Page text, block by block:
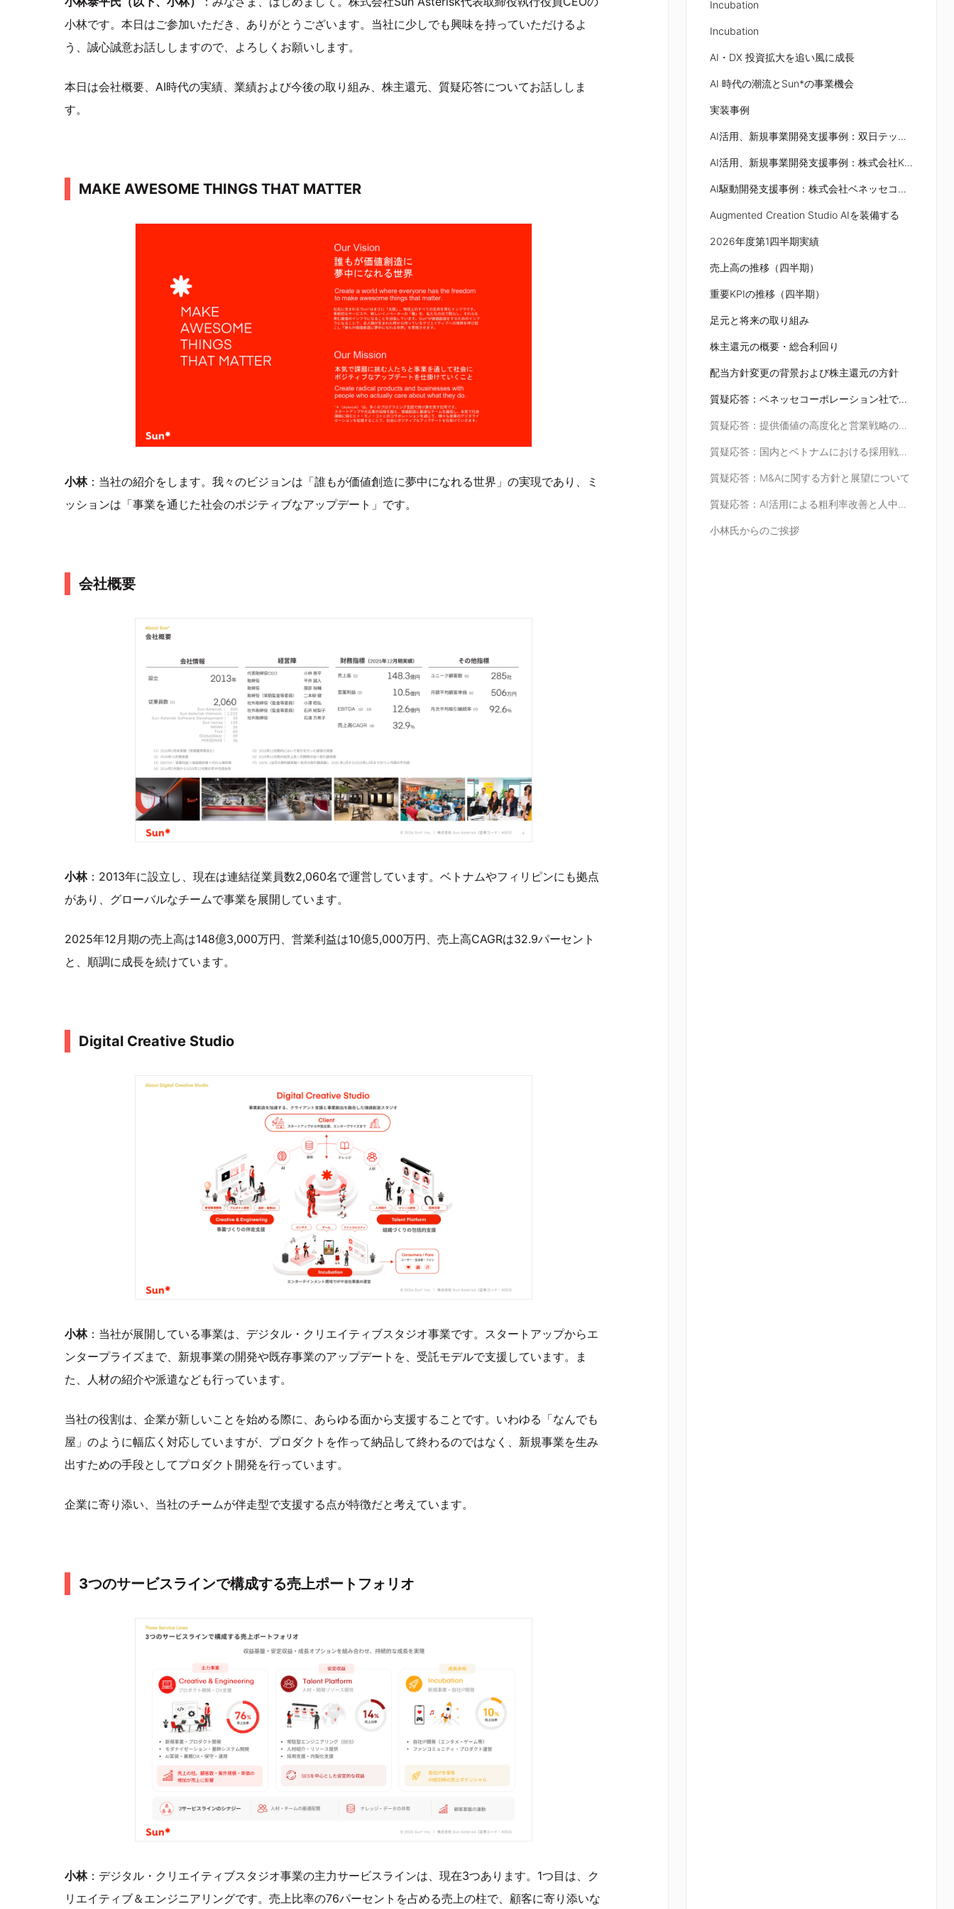
小林です。本日はご参加いただき、ありがとうございます。当社に少しでも興味を持っていただけるよ
う、誠心誠意お話ししますので、よろしくお願いします。
本日は会社概要、AI時代の実績、業績および今後の取り組み、株主還元、質疑応答についてお話ししま
す。
MAKE AWESOME THINGS THAT MATTER
小林：当社の紹介をします。我々のビジョンは「誰もが価値創造に夢中になれる世界」の実現であり、ミ
ッションは「事業を通じた社会のポジティブなアップデート」です。
会社概要
小林：2013年に設立し、現在は連結従業員数2,060名で運営しています。ベトナムやフィリピンにも拠点
があり、グローバルなチームで事業を展開しています。
2025年12月期の売上高は148億3,000万円、営業利益は10億5,000万円、売上高CAGRは32.9パーセント
と、順調に成長を続けています。
Digital Creative Studio
小林：当社が展開している事業は、デジタル・クリエイティブスタジオ事業です。スタートアップからエ
ンタープライズまで、新規事業の開発や既存事業のアップデートを、受託モデルで支援しています。ま
た、人材の紹介や派遣なども行っています。
当社の役割は、企業が新しいことを始める際に、あらゆる面から支援することです。いわゆる「なんでも
屋」のように幅広く対応していますが、プロダクトを作って納品して終わるのではなく、新規事業を生み
出すための手段としてプロダクト開発を行っています。
企業に寄り添い、当社のチームが伴走型で支援する点が特徴だと考えています。
3つのサービスラインで構成する売上ポートフォリオ
小林：デジタル・クリエイティブスタジオ事業の主力サービスラインは、現在3つあります。1つ目は、ク
リエイティブ＆エンジニアリングです。売上比率の76パーセントを占める売上の柱で、顧客に寄り添いな
Incubation
Incubation
AI・DX 投資拡大を追い風に成長
AI 時代の潮流とSun*の事業機会
実装事例
AI活用、新規事業開発支援事例：双日テックイノベーション株式会社
AI活用、新規事業開発支援事例：株式会社KDDIテクノロジー
AI駆動開発支援事例：株式会社ベネッセコーポレーション
Augmented Creation Studio AIを装備する
2026年度第1四半期実績
売上高の推移（四半期）
重要KPIの推移（四半期）
足元と将来の取り組み
株主還元の概要・総合利回り
配当方針変更の背景および株主還元の方針
質疑応答：ベネッセコーポレーション社でのAI活用事例とその展開について
質疑応答：提供価値の高度化と営業戦略の強化について
質疑応答：国内とベトナムにおける採用戦略について
質疑応答：M&Aに関する方針と展望について
質疑応答：AI活用による粗利率改善と人中心の社会構築について
小林氏からのご挨拶